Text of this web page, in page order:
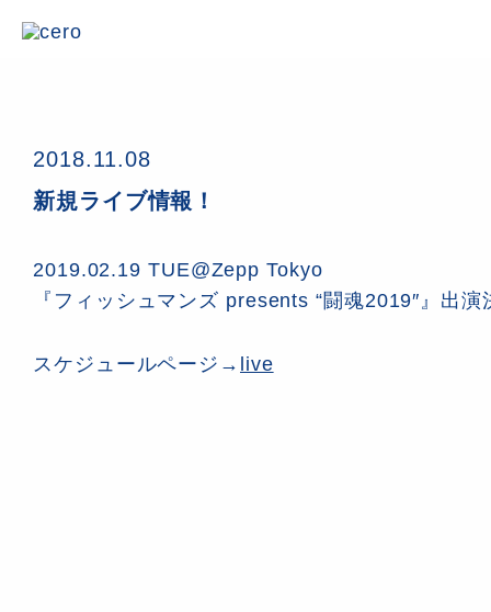
2018.11.08
新規ライブ情報！
2019.02.19 TUE@Zepp Tokyo
『フィッシュマンズ presents “闘魂2019″』出
スケジュールページ→ live